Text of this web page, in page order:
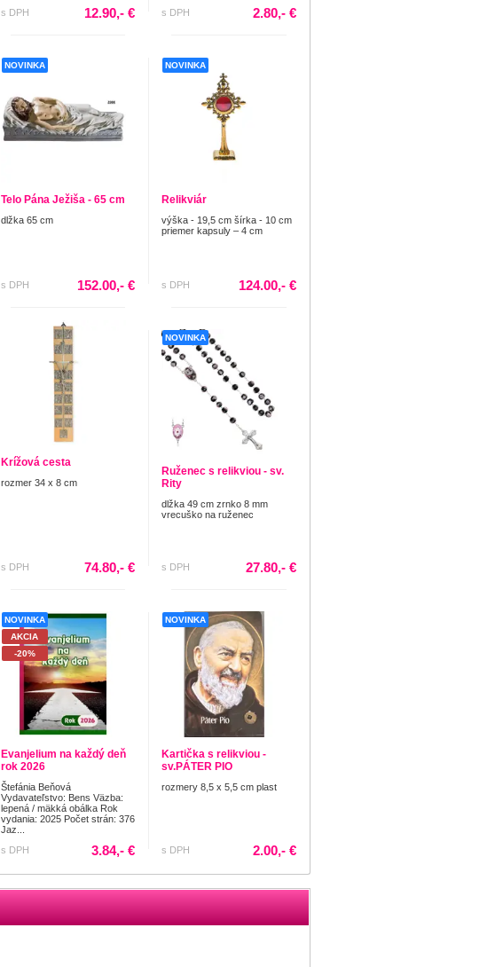
s DPH 12.90,- € s DPH 2.80,- €
NOVINKA
Telo Pána Ježiša - 65 cm
dlžka 65 cm
s DPH 152.00,- €
NOVINKA
Relikviár
výška - 19,5 cm šírka - 10 cm
priemer kapsuly – 4 cm
s DPH 124.00,- €
Krížová cesta
rozmer 34 x 8 cm
s DPH 74.80,- €
NOVINKA
Ruženec s relikviou - sv.
Rity
dlžka 49 cm zrnko 8 mm
vrecuško na ruženec
s DPH 27.80,- €
NOVINKA
AKCIA
-20%
Evanjelium na každý deň
rok 2026
Štefánia Beňová
Vydavateľstvo: Bens Väzba:
lepená / mäkká obálka Rok
vydania: 2025 Počet strán: 376
Jaz...
s DPH
3.84,- €
NOVINKA
Kartička s relikviou -
sv.PÁTER PIO
rozmery 8,5 x 5,5 cm plast
s DPH 2.00,- €